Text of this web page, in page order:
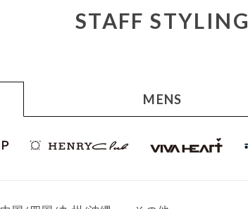
STAFF STYLING
MENS